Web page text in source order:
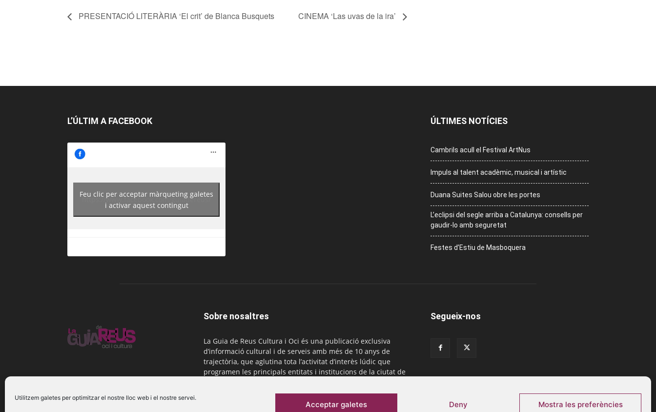
Utilitzem galetes per optimitzar el nostre lloc web i el nostre servei.
Acceptar galetes Deny Mostra les preferències
PRESENTACIÓ LITERÀRIA ‘El crit’ de Blanca Busquets CINEMA ‘Las uvas de la ira’
L’ÚLTIM A FACEBOOK
https://www.facebook.com/guiadereus/
Feu clic per acceptar màrqueting galetes
i activar aquest contingut
ÚLTIMES NOTÍCIES
Cambrils acull el Festival ArtNus
Impuls al talent acadèmic, musical i artístic
Duana Suites Salou obre les portes
L’eclipsi del segle arriba a Catalunya: consells per
gaudir-lo amb seguretat
Festes d’Estiu de Masboquera
Sobre nosaltres
La Guia de Reus Cultura i Oci és una publicació exclusiva
d’informació cultural i de serveis amb més de 10 anys de
trajectòria, que aglutina tota l’activitat d’interès lúdic que
programen les principals entitats i institucions de la ciutat de
comercial@laguiadereus.com
Segueix-nos